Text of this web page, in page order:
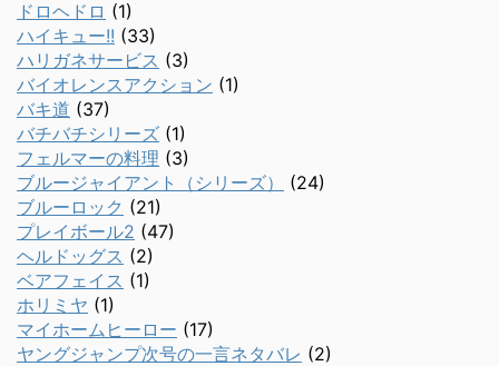
ドロヘドロ (1)
ハイキュー!! (33)
ハリガネサービス (3)
バイオレンスアクション (1)
バキ道 (37)
バチバチシリーズ (1)
フェルマーの料理 (3)
ブルージャイアント（シリーズ）
(24)
ブルーロック (21)
プレイボール2 (47)
ヘルドッグス (2)
ベアフェイス (1)
ホリミヤ (1)
マイホームヒーロー (17)
ヤングジャンプ次号の一言ネタバレ (2)